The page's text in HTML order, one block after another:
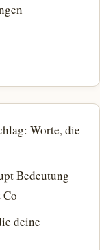
Worte, die
Bedeutung
deine